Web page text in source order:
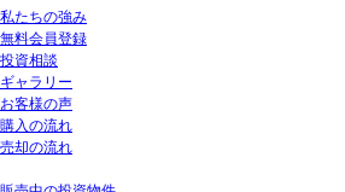
私たちの強み
無料会員登録
投資相談
ギャラリー
お客様の声
購入の流れ
売却の流れ